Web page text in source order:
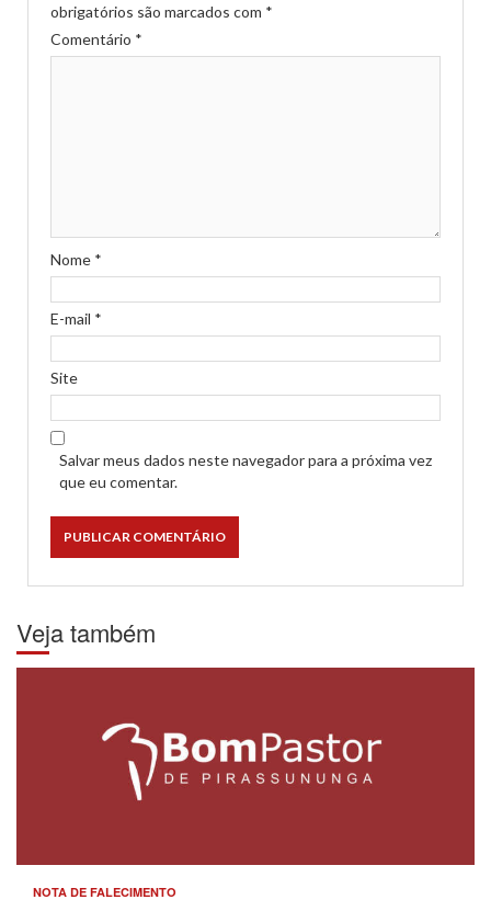
obrigatórios são marcados com *
Comentário *
Nome *
E-mail *
Site
Salvar meus dados neste navegador para a próxima vez
que eu comentar.
Veja também
NOTA DE FALECIMENTO